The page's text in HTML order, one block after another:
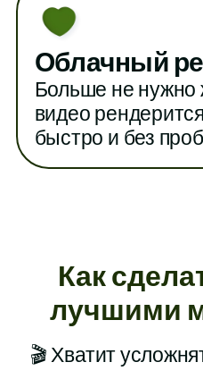
Облачный
Больше не
видео
быстро и без
Как
лучшими
🎬 Хватит